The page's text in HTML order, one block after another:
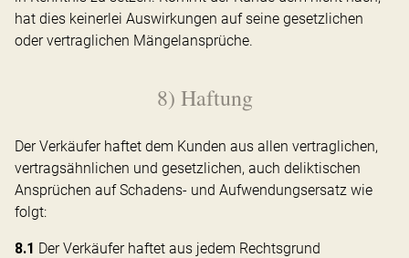
hat dies keinerlei Auswirkungen auf seine gesetzlichen
oder vertraglichen Mängelansprüche.
8) Haftung
Der Verkäufer haftet dem Kunden aus allen vertraglichen,
vertragsähnlichen und gesetzlichen, auch deliktischen
Ansprüchen auf Schadens- und Aufwendungsersatz wie
folgt:
8.1 Der Verkäufer haftet aus jedem Rechtsgrund